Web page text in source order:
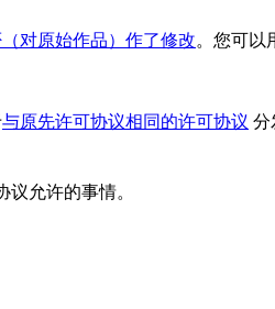
对原始作品）作了修改。您可以
与原先许可协议相同的许可协议 分
议允许的事情。